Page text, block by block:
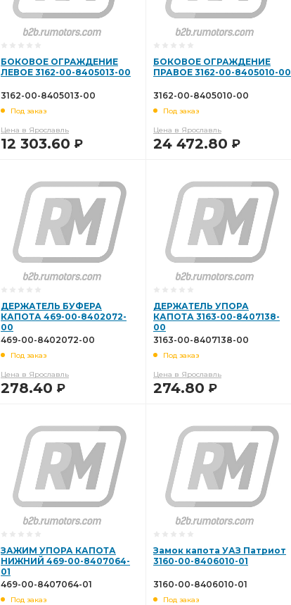
БОКОВОЕ ОГРАЖДЕНИЕ
ЛЕВОЕ 3162-00-8405013-00
3162-00-8405013-00
Под заказ
Цена в Ярославль
12 303.60 Р
БОКОВОЕ ОГРАЖДЕНИЕ
ПРАВОЕ 3162-00-8405010-00
3162-00-8405010-00
Под заказ
Цена в Ярославль
24 472.80 Р
ДЕРЖАТЕЛЬ БУФЕРА
КАПОТА 469-00-8402072-
00
469-00-8402072-00
Под заказ
Цена в Ярославль
278.40 Р
ДЕРЖАТЕЛЬ УПОРА
КАПОТА 3163-00-8407138-
00
3163-00-8407138-00
Под заказ
Цена в Ярославль
274.80 Р
ЗАЖИМ УПОРА КАПОТА
НИЖНИЙ 469-00-8407064-
01
469-00-8407064-01
Под заказ
Замок капота УАЗ Патриот
3160-00-8406010-01
3160-00-8406010-01
Под заказ